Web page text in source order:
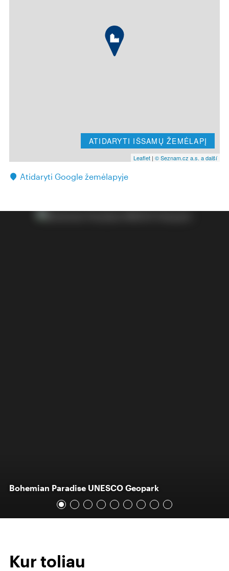
ATIDARYTI IŠSAMŲ ŽEMĖLAPĮ
Leaflet | © Seznam.cz a.s. a další
Atidaryti Google žemėlapyje
Bohemian Paradise UNESCO Geopark
Kur toliau